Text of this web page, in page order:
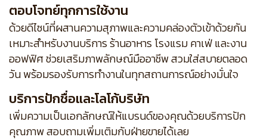
ตอบโจทย์ทุกการใช้งาน
ด้วยดีไซน์ที่ผสานความสุภาพและความคล่องตัวเข้าด้วยกัน
เหมาะสำหรับงานบริการ ร้านอาหาร โรงแรม คาเฟ่ และงาน
ออฟฟิศ ช่วยเสริมภาพลักษณ์มืออาชีพ สวมใส่สบายตลอด
วัน พร้อมรองรับการทำงานในทุกสถานการณ์อย่างมั่นใจ
บริการปักชื่อและโลโก้บริษัท
เพิ่มความเป็นเอกลักษณ์ให้แบรนด์ของคุณด้วยบริการปัก
คุณภาพ สอบถามเพิ่มเติมกับฝ่ายขายได้เลย